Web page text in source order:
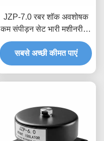
JZP-7.0 रबर शॉक अवशोषक
कम संपीड़न सेट भारी मशीनरी के
लिए स्थायी लोच अनुकूलित
डंपिंग अनुपात
सबसे अच्छी कीमत पाएं